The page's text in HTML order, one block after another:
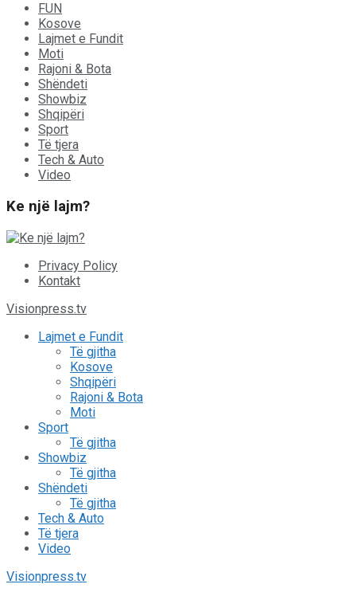
FUN
Kosove
Lajmet e Fundit
Moti
Rajoni & Bota
Shëndeti
Showbiz
Shqipëri
Sport
Të tjera
Tech & Auto
Video
Ke një lajm?
Privacy Policy
Kontakt
Visionpress.tv
Lajmet e Fundit
Të gjitha
Kosove
Shqipëri
Rajoni & Bota
Moti
Sport
Të gjitha
Showbiz
Të gjitha
Shëndeti
Të gjitha
Tech & Auto
Të tjera
Video
Visionpress.tv